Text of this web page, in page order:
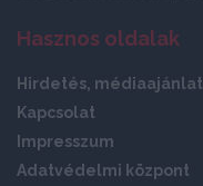
Hasznos oldalak
Hirdetés, médiaajánlat
Kapcsolat
Impresszum
Adatvédelmi központ